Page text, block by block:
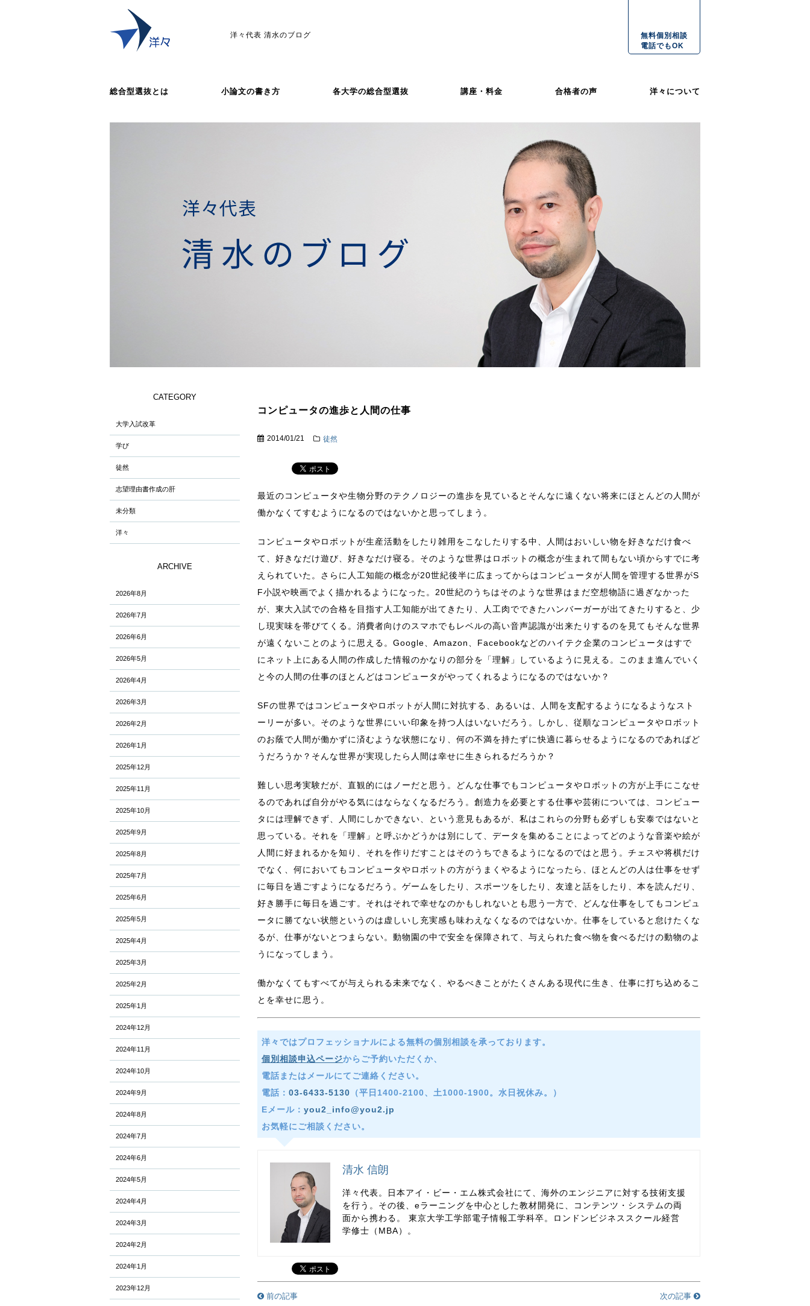
洋々代表 清水のブログ
無料個別相談
電話でもOK
総合型選抜とは 小論文の書き方 各大学の総合型選抜 講座・料金 合格者の声 洋々について
コンピュータの進歩と人間の仕事
2014/01/21 徒然
最近のコンピュータや生物分野のテクノロジーの進歩を見ているとそんなに遠くない将来にほとんどの人間が
働かなくてすむようになるのではないかと思ってしまう。
コンピュータやロボットが生産活動をしたり雑用をこなしたりする中、人間はおいしい物を好きなだけ食べ
て、好きなだけ遊び、好きなだけ寝る。そのような世界はロボットの概念が生まれて間もない頃からすでに考
えられていた。さらに人工知能の概念が20世紀後半に広まってからはコンピュータが人間を管理する世界がS
F小説や映画でよく描かれるようになった。20世紀のうちはそのような世界はまだ空想物語に過ぎなかった
が、東大入試での合格を目指す人工知能が出てきたり、人工肉でできたハンバーガーが出てきたりすると、少
し現実味を帯びてくる。消費者向けのスマホでもレベルの高い音声認識が出来たりするのを見てもそんな世界
が遠くないことのように思える。Google、Amazon、Facebookなどのハイテク企業のコンピュータはすで
にネット上にある人間の作成した情報のかなりの部分を「理解」しているように見える。このまま進んでいく
と今の人間の仕事のほとんどはコンピュータがやってくれるようになるのではないか？
SFの世界ではコンピュータやロボットが人間に対抗する、あるいは、人間を支配するようになるようなスト
ーリーが多い。そのような世界にいい印象を持つ人はいないだろう。しかし、従順なコンピュータやロボット
のお蔭で人間が働かずに済むような状態になり、何の不満を持たずに快適に暮らせるようになるのであればど
うだろうか？そんな世界が実現したら人間は幸せに生きられるだろうか？
難しい思考実験だが、直観的にはノーだと思う。どんな仕事でもコンピュータやロボットの方が上手にこなせ
るのであれば自分がやる気にはならなくなるだろう。創造力を必要とする仕事や芸術については、コンピュー
タには理解できず、人間にしかできない、という意見もあるが、私はこれらの分野も必ずしも安泰ではないと
思っている。それを「理解」と呼ぶかどうかは別にして、データを集めることによってどのような音楽や絵が
人間に好まれるかを知り、それを作りだすことはそのうちできるようになるのではと思う。チェスや将棋だけ
でなく、何においてもコンピュータやロボットの方がうまくやるようになったら、ほとんどの人は仕事をせず
に毎日を過ごすようになるだろう。ゲームをしたり、スポーツをしたり、友達と話をしたり、本を読んだり、
好き勝手に毎日を過ごす。それはそれで幸せなのかもしれないとも思う一方で、どんな仕事をしてもコンピュ
ータに勝てない状態というのは虚しいし充実感も味わえなくなるのではないか。仕事をしていると怠けたくな
るが、仕事がないとつまらない。動物園の中で安全を保障されて、与えられた食べ物を食べるだけの動物のよ
うになってしまう。
働かなくてもすべてが与えられる未来でなく、やるべきことがたくさんある現代に生き、仕事に打ち込めるこ
とを幸せに思う。
洋々ではプロフェッショナルによる無料の個別相談を承っております。
個別相談申込ページからご予約いただくか、
電話またはメールにてご連絡ください。
電話： 03-6433-5130 （平日1400-2100、土1000-1900。水日祝休み。）
Eメール： you2_info@you2.jp
お気軽にご相談ください。
清水 信朗
洋々代表。日本アイ・ビー・エム株式会社にて、海外のエンジニアに対する技術支援
を行う。その後、eラーニングを中心とした教材開発に、コンテンツ・システムの両
面から携わる。 東京大学工学部電子情報工学科卒。ロンドンビジネススクール経営
学修士（MBA）。
前の記事 次の記事
CATEGORY
大学入試改革
学び
徒然
志望理由書作成の肝
未分類
洋々
ARCHIVE
2026年8月
2026年7月
2026年6月
2026年5月
2026年4月
2026年3月
2026年2月
2026年1月
2025年12月
2025年11月
2025年10月
2025年9月
2025年8月
2025年7月
2025年6月
2025年5月
2025年4月
2025年3月
2025年2月
2025年1月
2024年12月
2024年11月
2024年10月
2024年9月
2024年8月
2024年7月
2024年6月
2024年5月
2024年4月
2024年3月
2024年2月
2024年1月
2023年12月